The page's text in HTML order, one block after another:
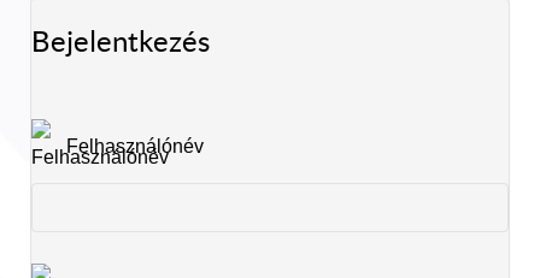
Bejelentkezés
Felhasználónév